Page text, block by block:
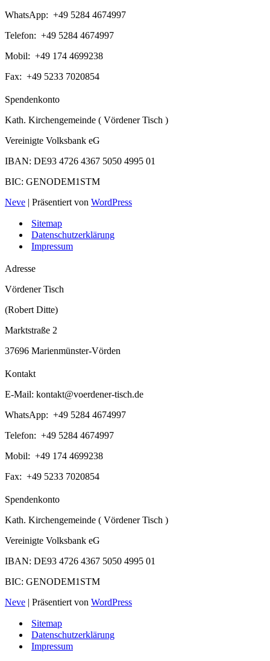
WhatsApp: +49 5284 4674997
Telefon: +49 5284 4674997
Mobil: +49 174 4699238
Fax: +49 5233 7020854
Spendenkonto
Kath. Kirchengemeinde ( Vördener Tisch )
Vereinigte Volksbank eG
IBAN: DE93 4726 4367 5050 4995 01
BIC: GENODEM1STM
Neve | Präsentiert von WordPress
Sitemap
Datenschutzerklärung
Impressum
Adresse
Vördener Tisch
(Robert Ditte)
Marktstraße 2
37696 Marienmünster-Vörden
Kontakt
E-Mail: kontakt@voerdener-tisch.de
WhatsApp: +49 5284 4674997
Telefon: +49 5284 4674997
Mobil: +49 174 4699238
Fax: +49 5233 7020854
Spendenkonto
Kath. Kirchengemeinde ( Vördener Tisch )
Vereinigte Volksbank eG
IBAN: DE93 4726 4367 5050 4995 01
BIC: GENODEM1STM
Neve | Präsentiert von WordPress
Sitemap
Datenschutzerklärung
Impressum